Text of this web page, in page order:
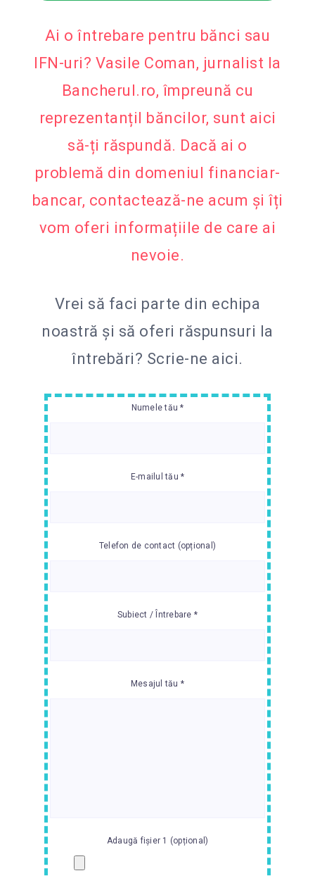
Ai o întrebare pentru bănci sau
IFN-uri? Vasile Coman, jurnalist la
Bancherul.ro, împreună cu
reprezentanțiI băncilor, sunt aici
să-ți răspundă. Dacă ai o
problemă din domeniul financiar-
bancar, contactează-ne acum și îți
vom oferi informațiile de care ai
nevoie.
Vrei să faci parte din echipa
noastră și să oferi răspunsuri la
întrebări? Scrie-ne aici.
Numele tău *
E-mailul tău *
Telefon de contact (opțional)
Subiect / Întrebare *
Mesajul tău *
Adaugă fișier 1 (opțional)